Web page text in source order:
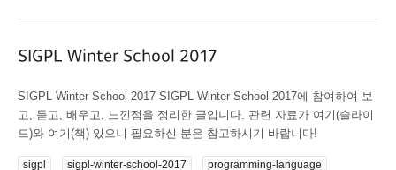
SIGPL Winter School 2017
SIGPL Winter School 2017 SIGPL Winter School 2017에 참여하여 보
고, 듣고, 배우고, 느낀점을 정리한 글입니다. 관련 자료가 여기(슬라이
드)와 여기(책) 있으니 필요하신 분은 참고하시기 바랍니다!
sigpl sigpl-winter-school-2017
programming-language